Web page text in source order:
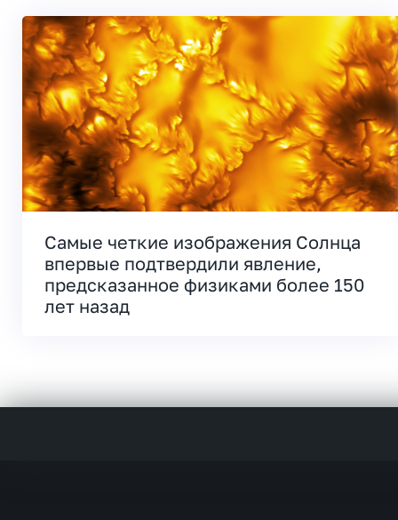
Самые четкие изображения Солнца
впервые подтвердили явление,
предсказанное физиками более 150
лет назад